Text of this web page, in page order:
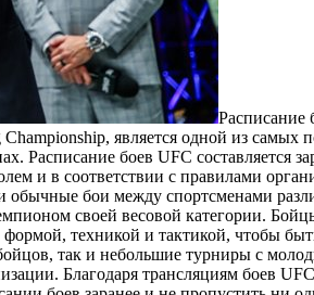
Рaсписaниe
является одной из
Расписание боев UFC составляется
и в соответствии с правилами
обычные бои между спортсменами
своей весовой категории.
техникой и тактикой, чтобы
так и небольшие турниры с
Благодаря трансляциям боев